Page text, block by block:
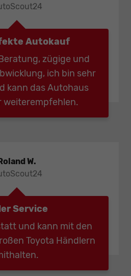
Autokauf
zügige und
ich bin sehr
kann das Autohaus
weiterempfehlen.
Service
und kann mit den
Toyota Händlern
Roland W.